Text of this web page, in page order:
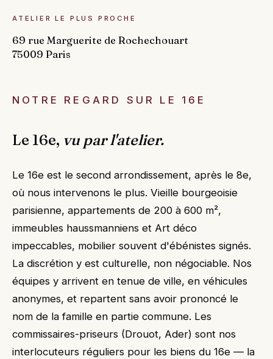
ATELIER LE PLUS PROCHE
69 rue Marguerite de Rochechouart
75009 Paris
NOTRE REGARD SUR LE 16E
Le 16e, vu par l'atelier.
Le 16e est le second arrondissement, après le 8e,
où nous intervenons le plus. Vieille bourgeoisie
parisienne, appartements de 200 à 600 m²,
immeubles haussmanniens et Art déco
impeccables, mobilier souvent d'ébénistes signés.
La discrétion y est culturelle, non négociable. Nos
équipes y arrivent en tenue de ville, en véhicules
anonymes, et repartent sans avoir prononcé le
nom de la famille en partie commune. Les
commissaires-priseurs (Drouot, Ader) sont nos
interlocuteurs réguliers pour les biens du 16e — la